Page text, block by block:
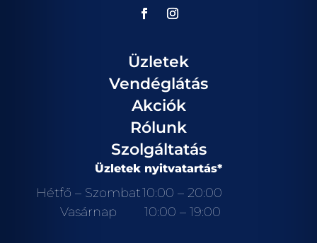
Üzletek
Vendéglátás
Akciók
Rólunk
Szolgáltatás
Üzletek nyitvatartás*
Hétfő – Szombat10:00 – 20:00
Vasárnap
10:00 – 19:00